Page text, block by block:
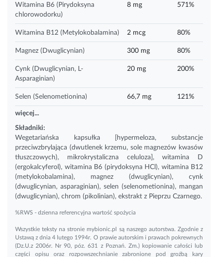
Witamina B6 (Pirydoksyna
chlorowodorku)
8 mg 571%
Witamina B12 (Metylokobalamina) 2 mcg 80%
Magnez (Dwuglicynian) 300 mg 80%
Cynk (Dwuglicynian, L-
Asparaginian)
20 mg 200%
Selen (Selenometionina) 66,7 mg 121%
więcej...
Składniki:
Wegetariańska kapsułka [hypermeloza, substancje
przeciwzbrylająca (dwutlenek krzemu, sole magnezów kwasów
tłuszczowych), mikrokrystaliczna celuloza],witamina D
(ergokalcyferol), witamina B6 (pirydoksyna HCl), witamina B12
(metylokobalamina), magnez (dwuglicynian), cynk
(dwuglicynian, asparaginian), selen (selenometionina), mangan
(dwuglicynian), chrom (pikolinian), ekstrakt z Pieprzu Czarnego.
%RWS - dzienna referencyjna wartość spożycia
Wszystkie teksty na stronie mybionic.pl są naszego autorstwa. Zgodnie z
Ustawą z dnia 4 lutego 1994r. O prawie autorskim i prawach pokrewnych
(Dz.U.z 2006r. Nr 90, póz. 631 z Poznań. Zm.) kopiowanie całości lub
części opisu oraz rozpowszechnianie zabronione pod groźbą kary